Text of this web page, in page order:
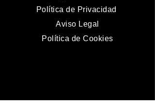
Política de Privacidad
Aviso Legal
Política de Cookies